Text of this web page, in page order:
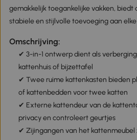
gemakkelijk toegankelijke vakken, biedt
stabiele en stijlvolle toevoeging aan elke
Omschrijving:
✔ 3-in-1 ontwerp dient als
kattenhuis of bijzettafel
✔ Twee ruime kattenkasten bieden
of kattenbedden voor twee katten
✔ Externe kattendeur van de
privacy en controleert geurtjes
✔ Zijingangen van het kattenmeubel